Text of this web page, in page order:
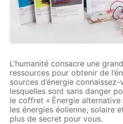
L’humanité consacre une
ressources pour obtenir de
sources d’énergie
lesquelles sont sans danger
le coffret « Énergie alternative
les énergies éolienne, solaire
plus de secret pour vous.